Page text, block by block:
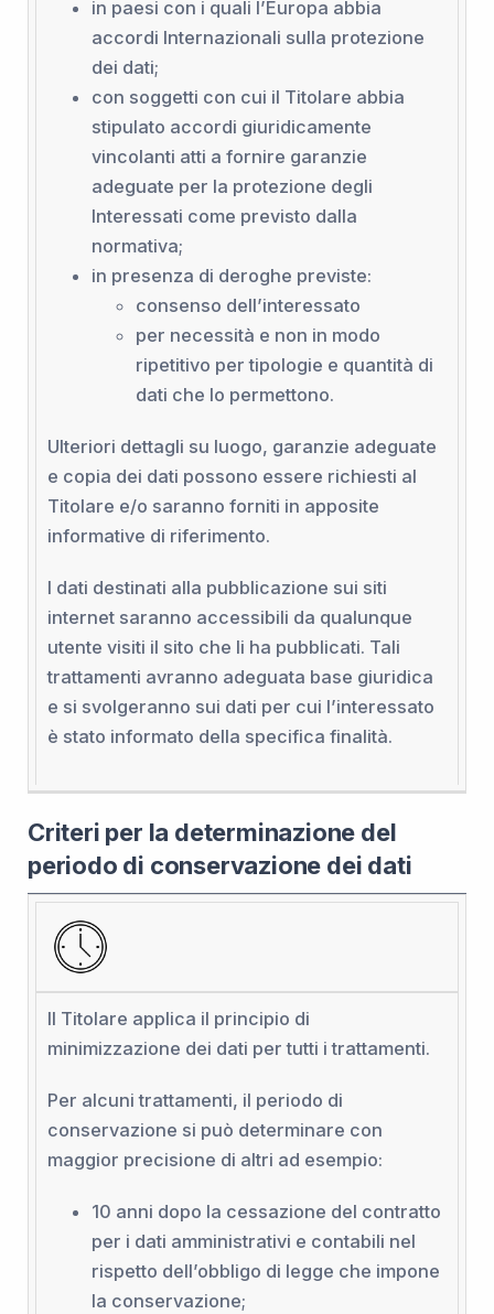
in paesi con i quali l’Europa abbia
accordi Internazionali sulla protezione
dei dati;
con soggetti con cui il Titolare abbia
stipulato accordi giuridicamente
vincolanti atti a fornire garanzie
adeguate per la protezione degli
Interessati come previsto dalla
normativa;
in presenza di deroghe previste:
consenso dell’interessato
per necessità e non in modo
ripetitivo per tipologie e quantità di
dati che lo permettono.
Ulteriori dettagli su luogo, garanzie adeguate
e copia dei dati possono essere richiesti al
Titolare e/o saranno forniti in apposite
informative di riferimento.
I dati destinati alla pubblicazione sui siti
internet saranno accessibili da qualunque
utente visiti il sito che li ha pubblicati. Tali
trattamenti avranno adeguata base giuridica
e si svolgeranno sui dati per cui l’interessato
è stato informato della specifica finalità.
Criteri per la determinazione del
periodo di conservazione dei dati
Il Titolare applica il principio di
minimizzazione dei dati per tutti i trattamenti.
Per alcuni trattamenti, il periodo di
conservazione si può determinare con
maggior precisione di altri ad esempio:
10 anni dopo la cessazione del contratto
per i dati amministrativi e contabili nel
rispetto dell’obbligo di legge che impone
la conservazione;